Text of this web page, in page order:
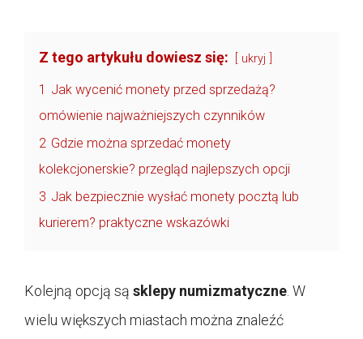
Z tego artykułu dowiesz się: ukryj
1 Jak wycenić monety przed sprzedażą?
omówienie najważniejszych czynników
2 Gdzie można sprzedać monety
kolekcjonerskie? przegląd najlepszych opcji
3 Jak bezpiecznie wysłać monety pocztą lub
kurierem? praktyczne wskazówki
Kolejną opcją są sklepy numizmatyczne . W
wielu większych miastach można znaleźć